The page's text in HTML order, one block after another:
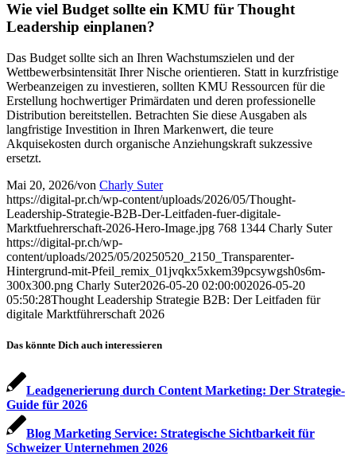
Wie viel Budget sollte ein KMU für Thought
Leadership einplanen?
Das Budget sollte sich an Ihren Wachstumszielen und der
Wettbewerbsintensität Ihrer Nische orientieren. Statt in kurzfristige
Werbeanzeigen zu investieren, sollten KMU Ressourcen für die
Erstellung hochwertiger Primärdaten und deren professionelle
Distribution bereitstellen. Betrachten Sie diese Ausgaben als
langfristige Investition in Ihren Markenwert, die teure
Akquisekosten durch organische Anziehungskraft sukzessive
ersetzt.
Mai 20, 2026/von Charly Suter
https://digital-pr.ch/wp-content/uploads/2026/05/Thought-
Leadership-Strategie-B2B-Der-Leitfaden-fuer-digitale-
Marktfuehrerschaft-2026-Hero-Image.jpg 768 1344 Charly Suter
https://digital-pr.ch/wp-
content/uploads/2025/05/20250520_2150_Transparenter-
Hintergrund-mit-Pfeil_remix_01jvqkx5xkem39pcsywgsh0s6m-
300x300.png Charly Suter2026-05-20 02:00:002026-05-20
05:50:28Thought Leadership Strategie B2B: Der Leitfaden für
digitale Marktführerschaft 2026
Das könnte Dich auch interessieren
Leadgenerierung durch Content Marketing: Der Strategie-
Guide für 2026
Blog Marketing Service: Strategische Sichtbarkeit für
Schweizer Unternehmen 2026